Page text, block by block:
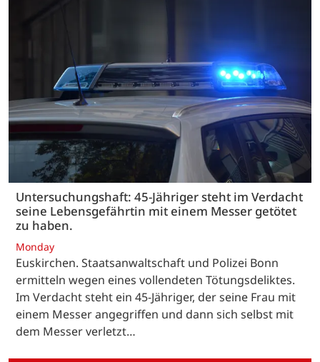
Untersuchungshaft: 45-Jähriger steht im Verdacht
seine Lebensgefährtin mit einem Messer getötet
zu haben.
Monday
Euskirchen. Staatsanwaltschaft und Polizei Bonn
ermitteln wegen eines vollendeten Tötungsdeliktes.
Im Verdacht steht ein 45-Jähriger, der seine Frau mit
einem Messer angegriffen und dann sich selbst mit
dem Messer verletzt…